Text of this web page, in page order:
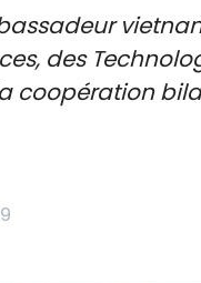
des
coopération